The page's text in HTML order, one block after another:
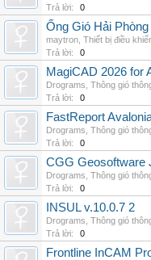
Trả lời:
0
Ống Gió Hải
maytron Thiết bị điều
Trả lời:
0
MagiCAD 2026 for
Drograms Thông gió
Trả lời:
0
FastReport
Drograms Thông gió
Trả lời:
0
CGG Geosoftware
Drograms Thông gió
Trả lời:
0
INSUL v.10.0.7 2
Drograms Thông gió
Trả lời:
0
Frontline InCAM